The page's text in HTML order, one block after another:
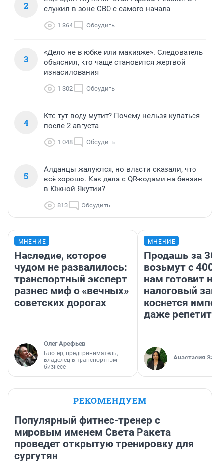
2
служил в зоне СВО с самого начала
1 364 Обсудить
3
«Дело не в юбке или макияже». Следователь
объяснил, кто чаще становится жертвой
изнасилования
1 302 Обсудить
4
Кто тут воду мутит? Почему нельзя купаться
после 2 августа
1 048 Обсудить
5
Алданцы жалуются, но власти сказали, что
всё хорошо. Как дела с QR-кодами на бензин
в Южной Якутии?
813 Обсудить
МНЕНИЕ
Наследие, которое
чудом не развалилось:
транспортный эксперт
разнес миф о «вечных»
советских дорогах
Олег Арефьев
Блогер, предприниматель,
владелец в транспортном
бизнесе
МНЕНИЕ
Продашь за
возьмут с
нам готовит
налоговый
коснется
даже
Анастасия
РЕКОМЕНДУЕМ
Популярный фитнес-тренер с
мировым именем Света Ракета
проведет открытую тренировку для
сургутян